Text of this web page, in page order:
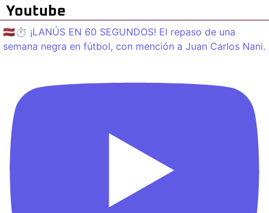
Youtube
🇱🇻⏱️ ¡LANÚS EN 60 SEGUNDOS! El repaso de una
semana negra en fútbol, con mención a Juan Carlos Nani.